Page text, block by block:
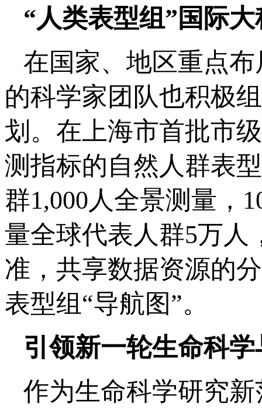
“人类表型组”国际
在国家、地区重点
的科学家团队也积极
划。在上海市首批市
测指标的自然人群表
群1,000人全景测量，
量全球代表人群5万人
准，共享数据资源的
表型组“导航图”。
引领新一轮生命科
作为生命科学研究